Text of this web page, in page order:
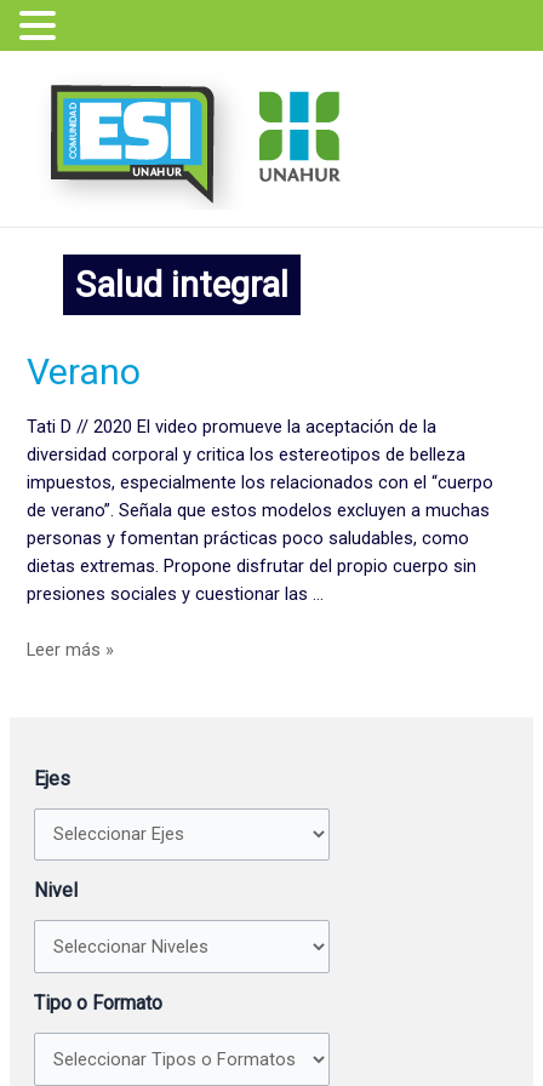
contenido
Ejes
Nivel
Tipo o Formato
Salud integral
Verano
Tati D // 2020 El video promueve la aceptación de la
diversidad corporal y critica los estereotipos de belleza
impuestos, especialmente los relacionados con el “cuerpo
de verano”. Señala que estos modelos excluyen a muchas
personas y fomentan prácticas poco saludables, como
dietas extremas. Propone disfrutar del propio cuerpo sin
presiones sociales y cuestionar las …
Verano
Leer más »